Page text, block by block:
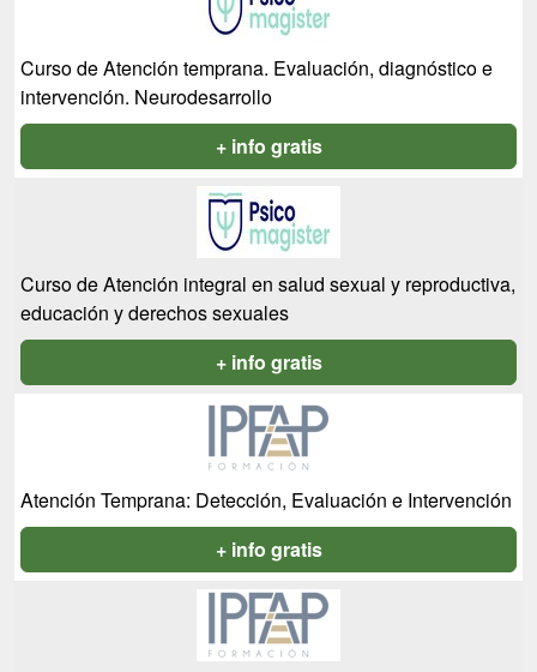
Curso de Atención temprana. Evaluación, diagnóstico e
intervención. Neurodesarrollo
+ info gratis
Curso de Atención integral en salud sexual y reproductiva,
educación y derechos sexuales
+ info gratis
Atención Temprana: Detección, Evaluación e Intervención
+ info gratis